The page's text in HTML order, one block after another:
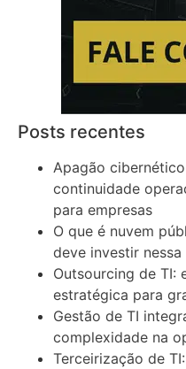
Posts recentes
Apagão
continuidade
para empresas
O que é nuvem
deve investir
Outsourcing de TI:
estratégica para
Gestão de TI
complexidade na
Terceirização de